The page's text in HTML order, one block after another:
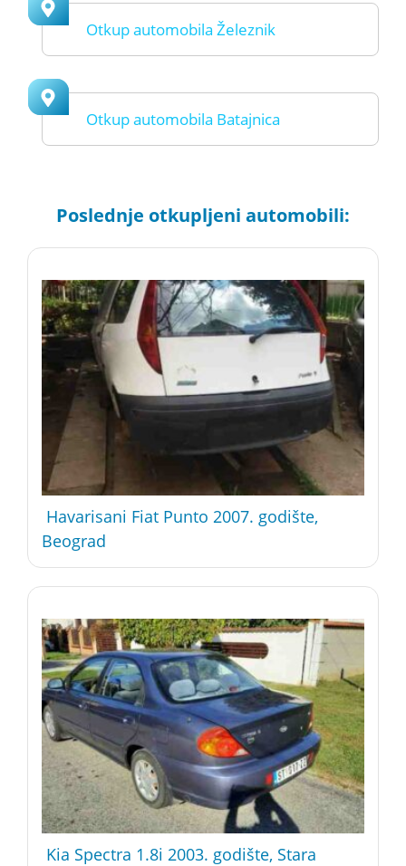
Otkup automobila Železnik
Otkup automobila Batajnica
Poslednje otkupljeni automobili:
Havarisani Fiat Punto 2007. godište,
Beograd
Kia Spectra 1.8i 2003. godište, Stara